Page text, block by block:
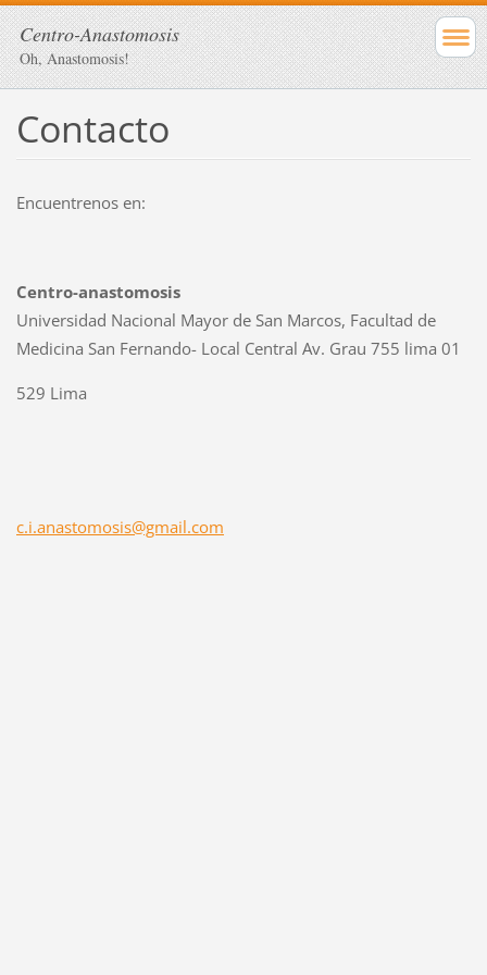
Centro-Anastomosis
Oh, Anastomosis!
Contacto
Encuentrenos en:
Centro-anastomosis
Universidad Nacional Mayor de San Marcos, Facultad de
Medicina San Fernando- Local Central Av. Grau 755 lima 01
529 Lima
c.i.anastomosis@gmail.com